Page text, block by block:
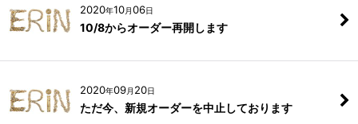
2020年10月06日
10/8からオーダー再開します
2020年09月 20日
ただ今、新規オーダーを中止しております